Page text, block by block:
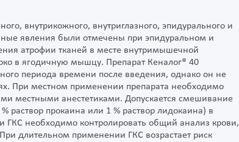
внутрикожного, внутриглазного, эпидурального и
явления были отмечены при эпидуральном и
атрофии тканей в месте внутримышечной
в ягодичную мышцу. Препарат Кеналог® 40
периода времени после введения, однако он не
При местном применении препарата необходимо
местными анестетиками. Допускается смешивание
раствор прокаина или 1 % раствор лидокаина) в
необходимо контролировать общий анализ крови,
длительном применении ГКС возрастает риск